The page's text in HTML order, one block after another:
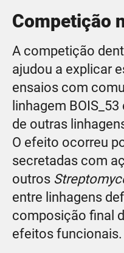
Competição
A competição
ajudou a explicar
ensaios com
linhagem
de outras
O efeito ocorreu
secretadas com
outros
entre linhagens
composição final
efeitos funcionais.